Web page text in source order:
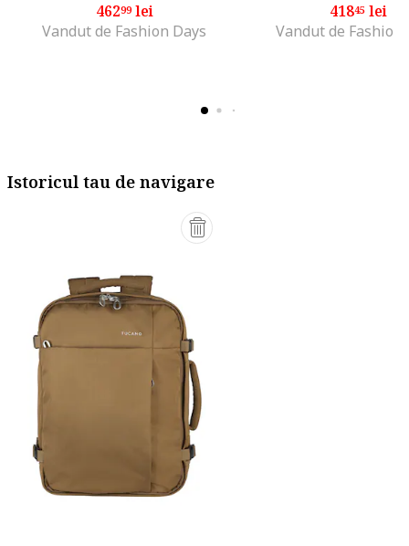
46299lei
Vandut de Fashion Days
41845lei
Vandut de Fashion
Istoricul tau de navigare